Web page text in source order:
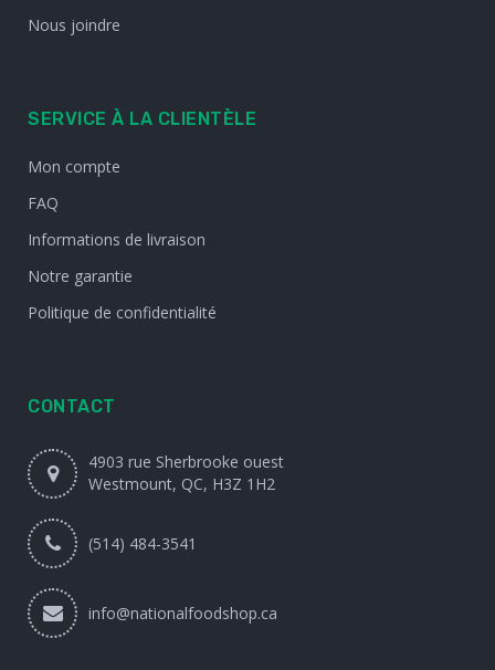
Nous joindre
SERVICE À LA CLIENTÈLE
Mon compte
FAQ
Informations de livraison
Notre garantie
Politique de confidentialité
CONTACT
4903 rue Sherbrooke ouest
Westmount, QC, H3Z 1H2
(514) 484-3541
info@nationalfoodshop.ca